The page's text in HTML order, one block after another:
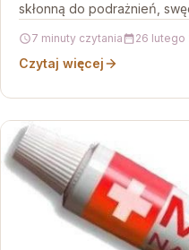
skłonną do podrażnień,
7 minuty czytania 26 lutego
Czytaj więcej